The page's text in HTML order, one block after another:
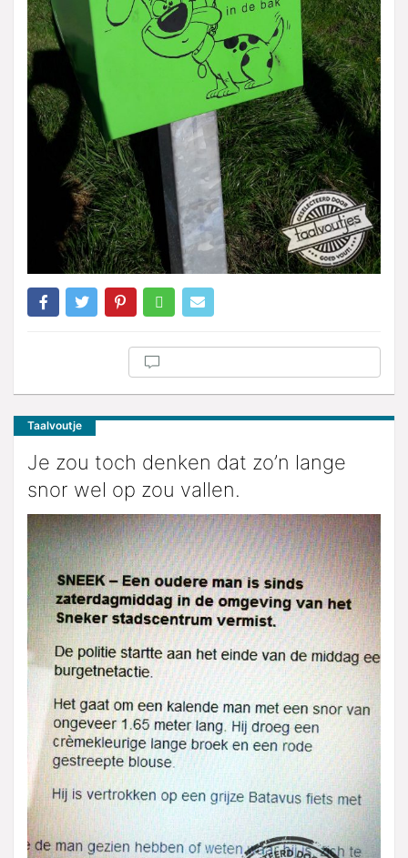
Taalvoutje
Je zou toch denken dat zo’n lange
snor wel op zou vallen.